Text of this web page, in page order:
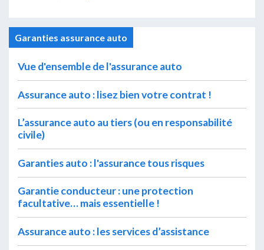
Garanties assurance auto
Vue d'ensemble de l'assurance auto
Assurance auto : lisez bien votre contrat !
L’assurance auto au tiers (ou en responsabilité
civile)
Garanties auto : l'assurance tous risques
Garantie conducteur : une protection
facultative… mais essentielle !
Assurance auto : les services d’assistance